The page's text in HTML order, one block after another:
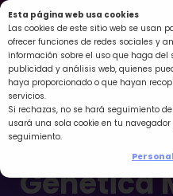
Esta página web usa cookies
Las cookies de este sitio web se usan
ofrecer funciones de redes sociales y
información sobre el uso que haga del
publicidad y análisis web, quienes
haya proporcionado o que hayan
servicios.
Si rechazas, no se hará seguimiento
usará una sola cookie en tu
seguimiento.
Ir
al
contenido
Genética